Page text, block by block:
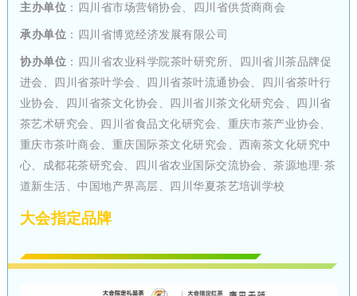
主办单位 ： 四川省市场营销协会、四川省供货商商会
承办单位 ： 四川省博览经济发展有限公司
协办单位 ： 四川省农业科学院茶叶研究所、四川省川茶品牌促
进会、四川省茶叶学会、四川省茶叶流通协会、四川省茶叶行
业协会、四川省茶文化协会、四川省川茶文化研究会、四川省
茶艺术研究会、四川省食品文化研究会、重庆市茶产业协会、
重庆市茶叶商会、重庆国际茶文化研究会、西南茶文化研究中
心、成都花茶研究会、四川省农业国际交流协会、茶源地理·茶
道新生活、中国地产界高层、四川华夏茶艺培训学校
大会指定品牌